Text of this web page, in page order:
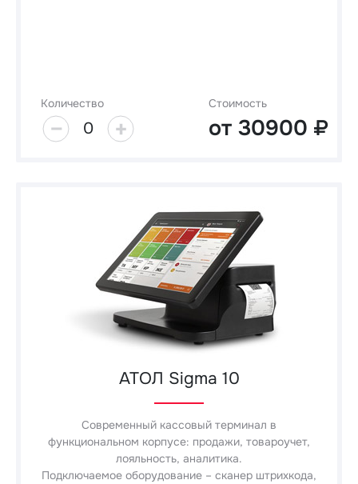
Количество
0
Стоимость
от 30900
АТОЛ Sigma 10
Современный кассовый терминал в
функциональном корпусе: продажи, товароучет,
лояльность, аналитика.
Подключаемое оборудование – сканер штрихкода,